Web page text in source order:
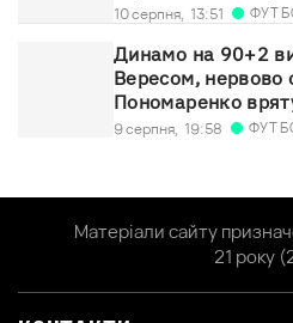
10 серпня, 13:51
Динамо на 90+2
Вересом, нервово
Пономаренко
9 серпня, 19:58
Матеріали сайту
21 року